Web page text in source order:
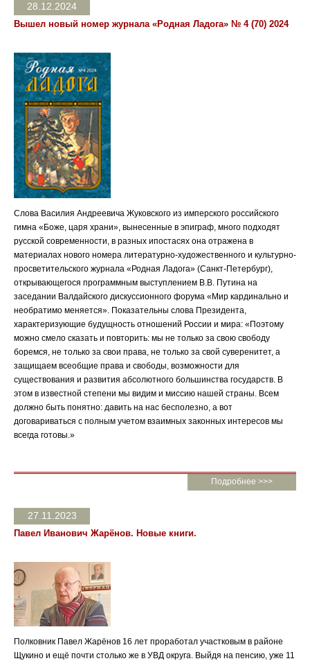
28.12.2024
Вышел новый номер журнала «Родная Ладога» № 4 (70) 2024
Слова Василия Андреевича Жуковского из имперского российского
гимна «Боже, царя храни», вынесенные в эпиграф, много подходят
русской современности, в разных ипостасях она отражена в
материалах нового номера литературно-художественного и культурно-
просветительского журнала «Родная Ладога» (Санкт-Петербург),
открывающегося программным выступлением В.В. Путина на
заседании Валдайского дискуссионного форума «Мир кардинально и
необратимо меняется». Показательны слова Президента,
характеризующие будущность отношений России и мира: «Поэтому
можно смело сказать и повторить: мы не только за свою свободу
боремся, не только за свои права, не только за свой суверенитет, а
защищаем всеобщие права и свободы, возможности для
существования и развития абсолютного большинства государств. В
этом в известной степени мы видим и миссию нашей страны. Всем
должно быть понятно: давить на нас бесполезно, а вот
договариваться с полным учетом взаимных законных интересов мы
всегда готовы.»
Подробнее >>>
27.11.2023
Павел Иванович Жарёнов. Новые книги.
Полковник Павел Жарёнов 16 лет проработал участковым в районе
Щукино и ещё почти столько же в УВД округа. Выйдя на пенсию, уже 11